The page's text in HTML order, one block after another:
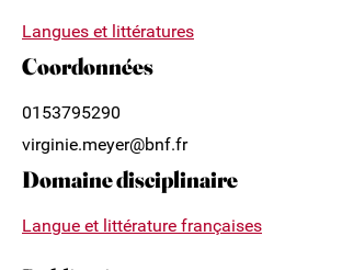
Langues et littératures
Coordonnées
0153795290
virginie.meyer@bnf.fr
Domaine disciplinaire
Langue et littérature françaises